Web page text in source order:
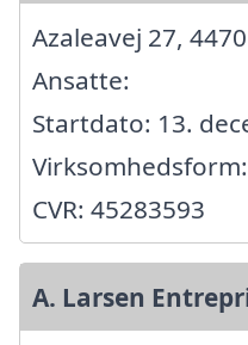
Azaleavej 27,
Ansatte:
Startdato: 13.
CVR: 45283593
A. Larsen